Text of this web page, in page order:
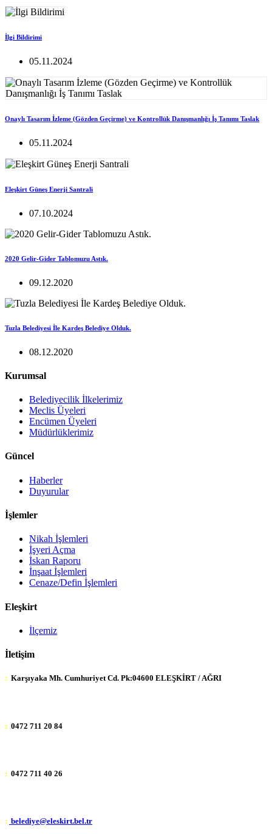
İlgi Bildirimi
05.11.2024
Onaylı Tasarım İzleme (Gözden Geçirme) ve Kontrollük Danışmanlığı İş Tanımı Taslak
05.11.2024
Eleşkirt Güneş Enerji Santrali
07.10.2024
2020 Gelir-Gider Tablomuzu Astık.
09.12.2020
Tuzla Belediyesi İle Kardeş Belediye Olduk.
08.12.2020
Kurumsal
Belediyecilik İlkelerimiz
Meclis Üyeleri
Encümen Üyeleri
Müdürlüklerimiz
Güncel
Haberler
Duyurular
İşlemler
Nikah İşlemleri
İşyeri Açma
İskan Raporu
İnşaat İşlemleri
Cenaze/Defin İşlemleri
Eleşkirt
İlçemiz
İletişim
: Karşıyaka Mh. Cumhuriyet Cd. Pk:04600 ELEŞKİRT / AĞRI
: 0472 711 20 84
: 0472 711 40 26
: belediye@eleskirt.bel.tr